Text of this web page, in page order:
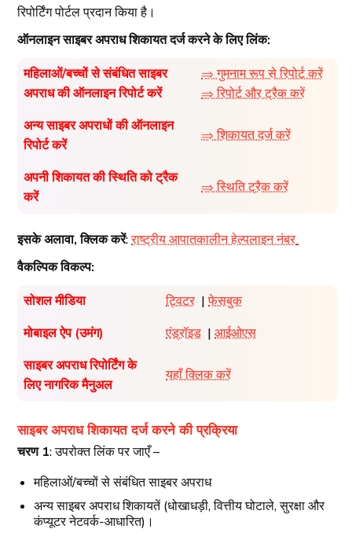
रिपोर्टिंग पोर्टल प्रदान किया है।
ऑनलाइन साइबर अपराध शिकायत दर्ज करने के लिए लिंक:
महिलाओं/बच्चों से संबंधित साइबर
अपराध की ऑनलाइन रिपोर्ट करें
⇒ गुमनाम रूप से रिपोर्ट करें
⇒ रिपोर्ट और ट्रैक करें
अन्य साइबर अपराधों की ऑनलाइन
रिपोर्ट करें
⇒ शिकायत दर्ज करें
अपनी शिकायत की स्थिति को ट्रैक
करें
⇒ स्थिति ट्रैक करें
इसके अलावा, क्लिक करें:राष्ट्रीय आपातकालीन हेल्पलाइन नंबर
वैकल्पिक विकल्प:
सोशल मीडिया
ट्विटर |फेसबुक
मोबाइल ऐप (उमंग)
एंड्रॉइड | आईओएस
साइबर अपराध रिपोर्टिंग के
लिए नागरिक मैनुअल
यहाँ क्लिक करें
साइबर अपराध शिकायत दर्ज करने की प्रक्रिया
चरण 1: उपरोक्त लिंक पर जाएँ –
महिलाओं/बच्चों से संबंधित साइबर अपराध
अन्य साइबर अपराध शिकायतें (धोखाधड़ी, वित्तीय घोटाले, सुरक्षा और
कंप्यूटर नेटवर्क-आधारित)।